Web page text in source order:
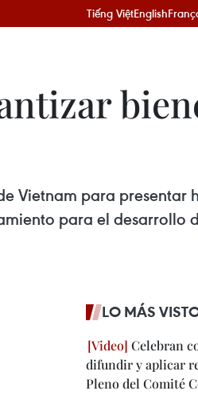
Tiếng ViệtEnglish
Vietnam para presentar
para el desarrollo
LO MÁS
Celebran
difundir y aplicar
Pleno del Comité